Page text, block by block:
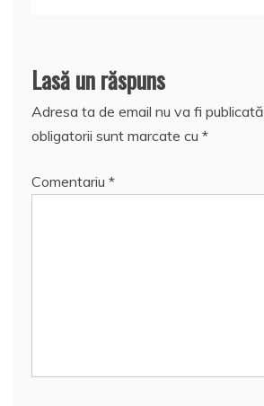
Lasă un răspuns
Adresa ta de email nu va fi publicată.
obligatorii sunt marcate cu *
Comentariu *